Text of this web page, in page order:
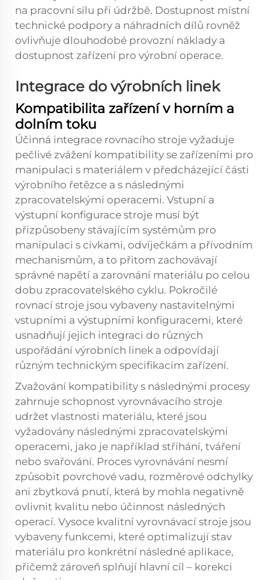
na pracovní sílu při údržbě. Dostupnost místní
technické podpory a náhradních dílů rovněž
ovlivňuje dlouhodobé provozní náklady a
dostupnost zařízení pro výrobní operace.
Integrace do výrobních linek
Kompatibilita zařízení v horním a
dolním toku
Účinná integrace rovnacího stroje vyžaduje
pečlivé zvážení kompatibility se zařízeními pro
manipulaci s materiálem v předcházející části
výrobního řetězce a s následnými
zpracovatelskými operacemi. Vstupní a
výstupní konfigurace stroje musí být
přizpůsobeny stávajícím systémům pro
manipulaci s cívkami, odvíječkám a přívodním
mechanismům, a to přitom zachovávají
správné napětí a zarovnání materiálu po celou
dobu zpracovatelského cyklu. Pokročilé
rovnací stroje jsou vybaveny nastavitelnými
vstupními a výstupními konfiguracemi, které
usnadňují jejich integraci do různých
uspořádání výrobních linek a odpovídají
různým technickým specifikacím zařízení.
Zvažování kompatibility s následnými procesy
zahrnuje schopnost vyrovnávacího stroje
udržet vlastnosti materiálu, které jsou
vyžadovány následnými zpracovatelskými
operacemi, jako je například stříhání, tváření
nebo svařování. Proces vyrovnávání nesmí
způsobit povrchové vadu, rozměrové odchylky
ani zbytková pnutí, která by mohla negativně
ovlivnit kvalitu nebo účinnost následných
operací. Vysoce kvalitní vyrovnávací stroje jsou
vybaveny funkcemi, které optimalizují stav
materiálu pro konkrétní následné aplikace,
přičemž zároveň splňují hlavní cíl – korekci